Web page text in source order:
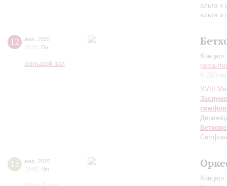
альта и
альта и
12 мая 2025
20:00 Пн
Большой зал
К 200-
XVIII
15 мая 2025
19:00 Чт